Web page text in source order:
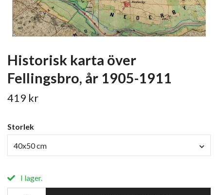
Historisk karta över
Fellingsbro, år 1905-1911
419 kr
Storlek
40x50 cm
I lager.